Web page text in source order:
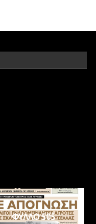
ΦΥΛΛΟ 505